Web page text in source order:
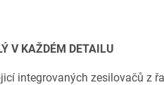
V KAŽDÉM DETAILU
integrovaných zesilovačů z